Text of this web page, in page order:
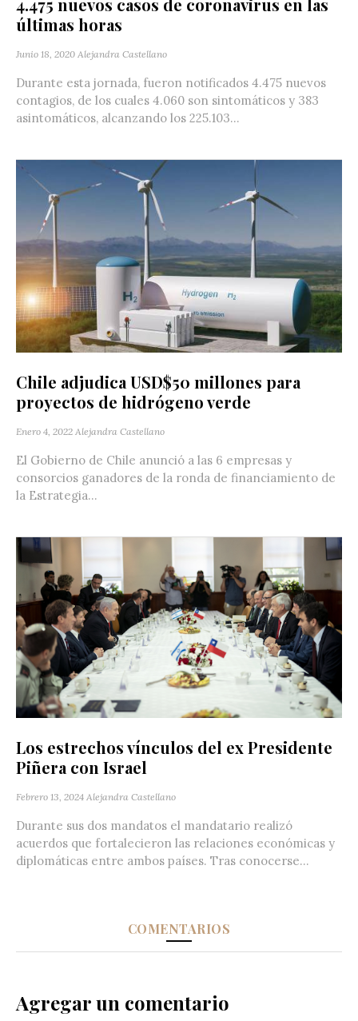
4.475 nuevos casos de coronavirus en las
últimas horas
Junio 18, 2020 Alejandra Castellano
Durante esta jornada, fueron notificados 4.475 nuevos
contagios, de los cuales 4.060 son sintomáticos y 383
asintomáticos, alcanzando los 225.103...
Chile adjudica USD$50 millones para
proyectos de hidrógeno verde
Enero 4, 2022 Alejandra Castellano
El Gobierno de Chile anunció a las 6 empresas y
consorcios ganadores de la ronda de financiamiento de
la Estrategia...
Los estrechos vínculos del ex Presidente
Piñera con Israel
Febrero 13, 2024 Alejandra Castellano
Durante sus dos mandatos el mandatario realizó
acuerdos que fortalecieron las relaciones económicas y
diplomáticas entre ambos países. Tras conocerse...
COMENTARIOS
Agregar un comentario